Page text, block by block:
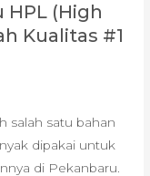
(High
Kualitas #1
salah satu bahan
dipakai untuk
di Pekanbaru.